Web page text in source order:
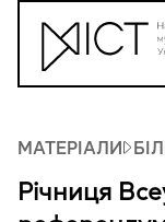
МАТЕРІАЛИ
Річниця